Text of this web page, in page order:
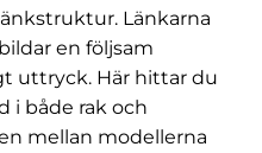
Länkarna
en följsam
uttryck. Här hittar du
i både rak och
mellan modellerna